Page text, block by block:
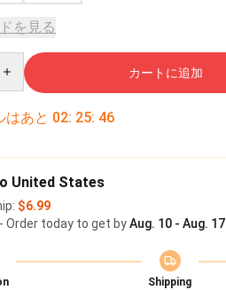
を見る
カートに追加
はあと 02: 25: 45
United States
$6.99
Order today to get byAug. 10 - Aug. 17
Shipping